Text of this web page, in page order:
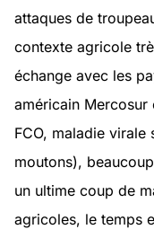
attaques de
contexte agricole
échange avec les
américain
FCO, maladie virale
moutons),
un ultime coup de
agricoles, le temps